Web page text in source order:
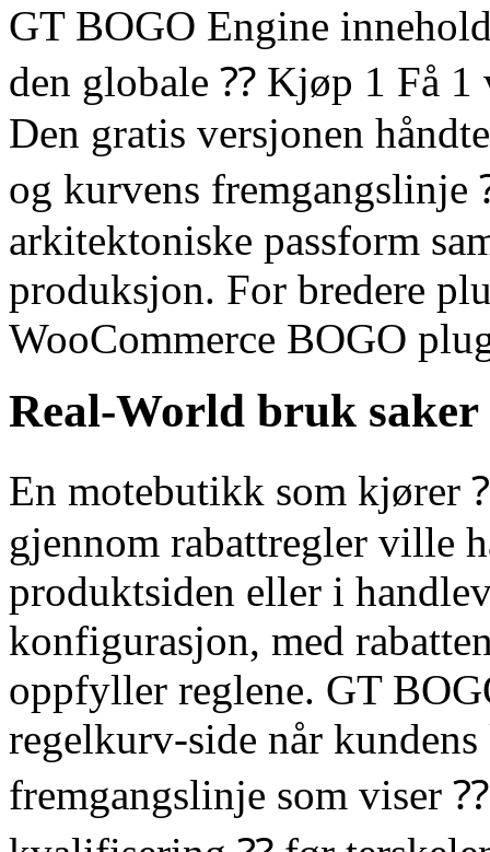
GT BOGO Engine
den globale ⁇ Kjøp 1 Få
Den gratis versjonen
og kurvens
arkitektoniske passform
produksjon. For bredere
WooCommerce BOGO
Real-World bruk
En motebutikk som kjører
gjennom rabattregler ville
produktsiden eller i
konfigurasjon, med
oppfyller reglene. GT
regelkurv-side når
fremgangslinje som viser